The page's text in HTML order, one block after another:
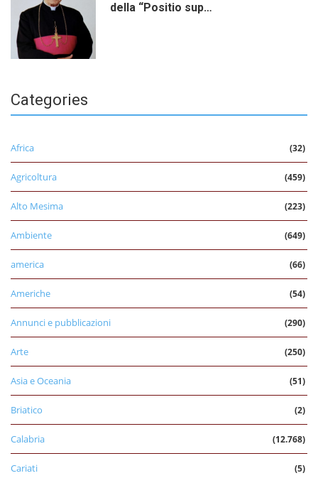
della “Positio sup…
Categories
Africa (32)
Agricoltura (459)
Alto Mesima (223)
Ambiente (649)
america (66)
Americhe (54)
Annunci e pubblicazioni (290)
Arte (250)
Asia e Oceania (51)
Briatico (2)
Calabria (12.768)
Cariati (5)